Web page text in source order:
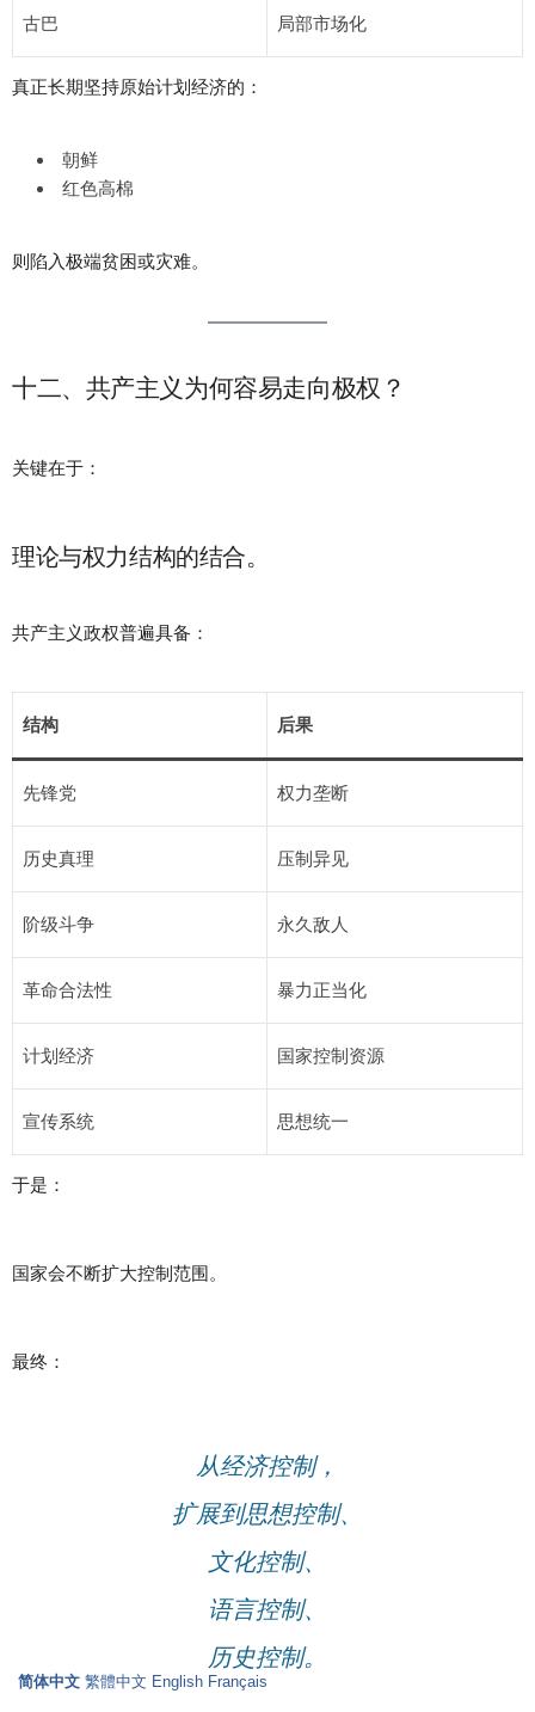
古巴 局部市场化
真正长期坚持原始计划经济的：
朝鲜
红色高棉
则陷入极端贫困或灾难。
十二、共产主义为何容易走向极权？
关键在于：
理论与权力结构的结合。
共产主义政权普遍具备：
结构 后果
先锋党 权力垄断
历史真理 压制异见
阶级斗争 永久敌人
革命合法性 暴力正当化
计划经济 国家控制资源
宣传系统 思想统一
于是：
国家会不断扩大控制范围。
最终：
从经济控制，
扩展到思想控制、
文化控制、
语言控制、
历史控制。
简体中文 繁體中文 English Français